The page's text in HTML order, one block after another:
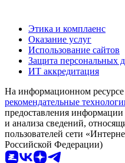
Этика и комплаенс
Оказание услуг
Использование сайтов
Защита персональных
ИТ аккредитация
На информационном ресурсе
рекомендательные
предоставления информации
и анализа сведений,
пользователей сети
Российской Федерации)